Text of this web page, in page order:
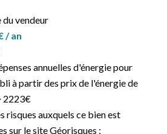
du vendeur
/ an
annuelles d'énergie pour
à partir des prix de l'énergie de
2223€
risques auxquels ce bien est
sur le site Géorisques :